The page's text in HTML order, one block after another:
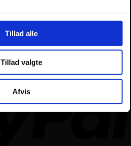
Tillad alle
Tillad valgte
Afvis